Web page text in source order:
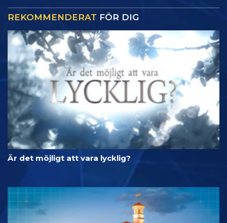
REKOMMENDERAT FÖR DIG
Är det möjligt att vara lycklig?